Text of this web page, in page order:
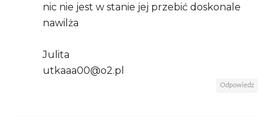
nic nie jest w stanie jej przebić doskonale
nawilża
Julita
utkaaa00@o2.pl
Odpowiedz